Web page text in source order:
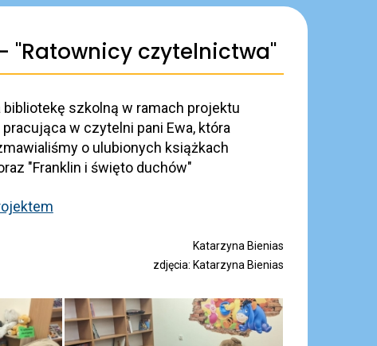
''Ratownicy czytelnictwa''
bibliotekę szkolną w ramach projektu
w czytelni pani Ewa, która
o ulubionych książkach
"Franklin i święto duchów"
Katarzyna Bienias
zdjęcia: Katarzyna Bienias